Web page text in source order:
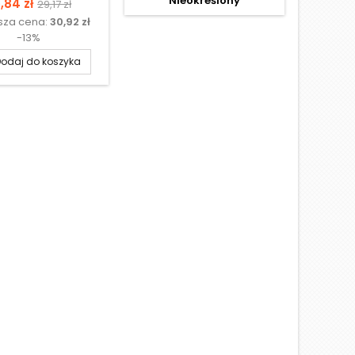
zł
podstawowa
29,17 zł
cena: 30,92 zł
-13%
do koszyka